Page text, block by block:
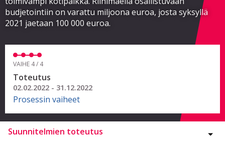
budjetointiin on varattu miljoona euroa, josta syksyllä
2021 jaetaan 100 000 euroa.
VAIHE 4 / 4
Toteutus
02.02.2022 - 31.12.2022
Prosessin vaiheet
Suunnitelmien toteutus